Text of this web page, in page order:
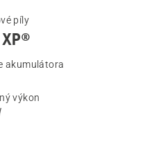
píly
akumulátora
výkon